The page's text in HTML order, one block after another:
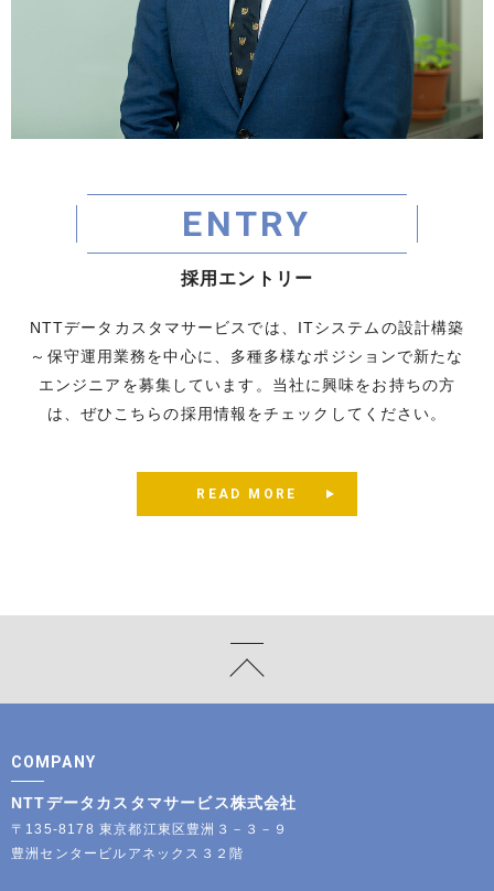
ENTRY
採用 エン ト リ ー
NTTデータカスタマサービスでは、ITシステムの設計構築
～保守運用業務を中心に、多種多様なポジションで新たな
エンジニアを募集しています。当社に興味をお持ちの方
は、ぜひこちらの採用情報をチェックしてください。
READ MORE
COMPANY
NTTデータカスタマサービス株式会社
〒135-8178 東京都江東区豊洲３－３－９
豊洲センタービルアネックス３２階